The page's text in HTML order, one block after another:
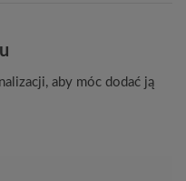
aby móc dodać ją